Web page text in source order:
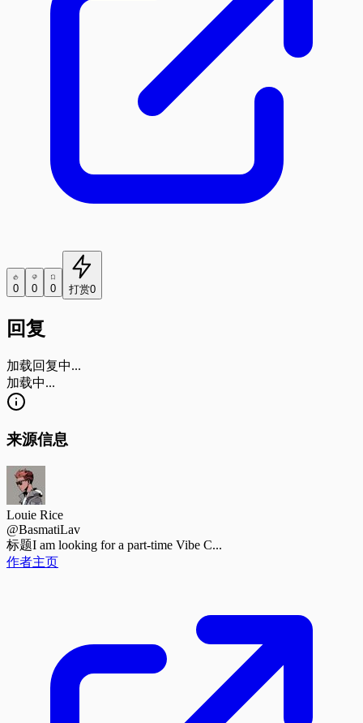
0 0 0 打赏0
回复
加载回复中...
加载中...
来源信息
Louie Rice
@BasmatiLav
标题I am looking for a part-time Vibe C...
作者主页